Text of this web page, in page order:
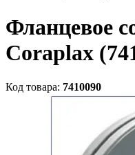
Фланцевое
Coraplax
Код товара: 7410090